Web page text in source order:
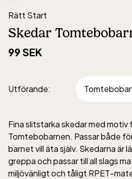
Rätt Start
Skedar
99 SEK
Utförande:
Fina slitstarka skedar med motiv
Tomtebobarnen. Passar både
barnet vill äta själv. Skedarna är
greppa och passar till all slags
miljövänligt och tåligt RPET-